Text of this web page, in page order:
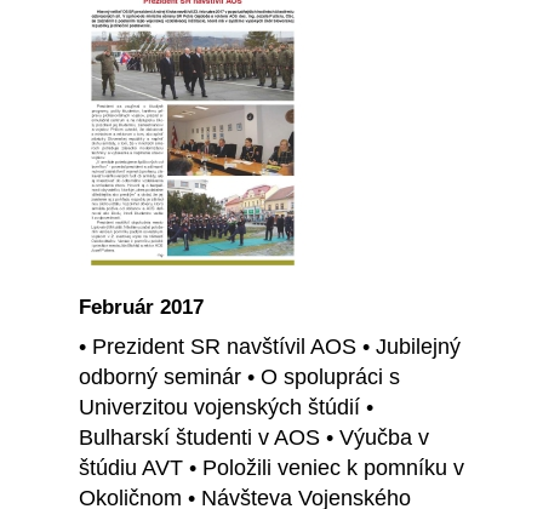
Február 2017
• Prezident SR navštívil AOS • Jubilejný
odborný seminár • O spolupráci s
Univerzitou vojenských štúdií •
Bulharskí študenti v AOS • Výučba v
štúdiu AVT • Položili veniec k pomníku v
Okoličnom • Návšteva Vojenského